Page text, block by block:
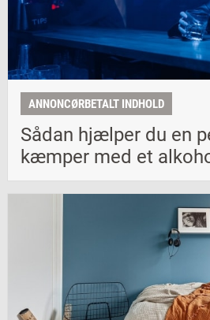
ANNONCØRBETALT INDHOLD
Sådan hjælper du en
kæmper med et